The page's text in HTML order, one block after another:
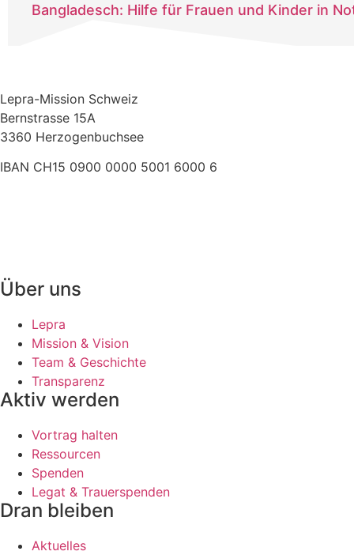
Bangladesch: Hilfe für Frauen und Kinder in
Lepra-Mission Schweiz
Bernstrasse 15A
3360 Herzogenbuchsee
IBAN CH15 0900 0000 5001 6000 6
Über uns
Lepra
Mission & Vision
Team & Geschichte
Transparenz
Aktiv werden
Vortrag halten
Ressourcen
Spenden
Legat & Trauerspenden
Dran bleiben
Aktuelles